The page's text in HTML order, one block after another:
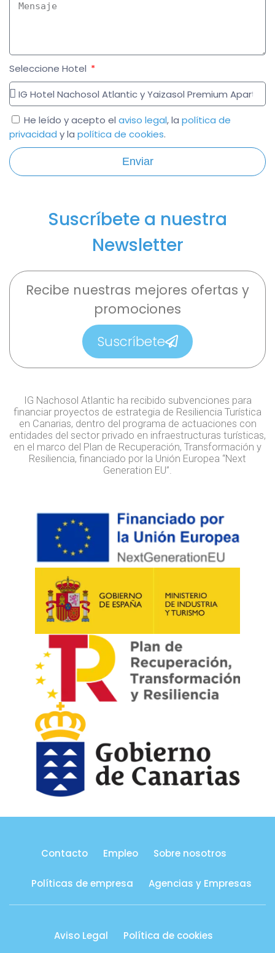
Seleccione Hotel
He leído y acepto el aviso legal, la política de
privacidad y la política de cookies.
Enviar
Suscríbete a nuestra
Newsletter
Recibe nuestras mejores ofertas y
promociones
Suscríbete
IG Nachosol Atlantic ha recibido subvenciones para
financiar proyectos de estrategia de Resiliencia Turística
en Canarias, dentro del programa de actuaciones con
entidades del sector privado en infraestructuras turísticas,
en el marco del Plan de Recuperación, Transformación y
Resiliencia, financiado por la Unión Europea “Next
Generation EU”.
Contacto Empleo Sobre nosotros
Políticas de empresa Agencias y Empresas
Aviso Legal Política de cookies